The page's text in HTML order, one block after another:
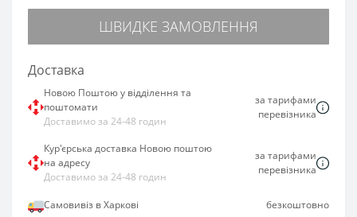
ШВИДКЕ ЗАМОВЛЕННЯ
Доставка
Новою Поштою у відділення та
поштомати
Доставимо за 24-48 годин
за тарифами
перевізника
Кур'єрська доставка Новою поштою
на адресу
Доставимо за 24-48 годин
за тарифами
перевізника
Самовивіз в Харкові безкоштовно